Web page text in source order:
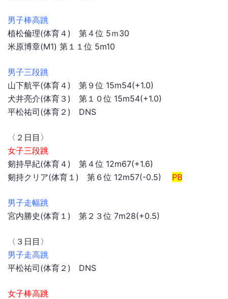
男子棒高跳
植松倫理(体育４) 第４位 5ｍ30
米原博章(M1) 第１１位 5m10
男子三段跳
山下航平(体育４) 第９位 15m54(+1.0)
犬井亮介(体育３) 第１０位 15m54(+1.0)
平松祐司(体育２) DNS
〈２日目〉
女子三段跳
剱持早紀(体育４) 第４位 12m67(+1.6)
剱持クリア(体育１) 第６位 12m57(-0.5) PB
男子走幅跳
宮内勝史(体育１) 第２３位 7m28(+0.5)
〈３日目〉
男子走高跳
平松祐司(体育２) DNS
女子棒高跳